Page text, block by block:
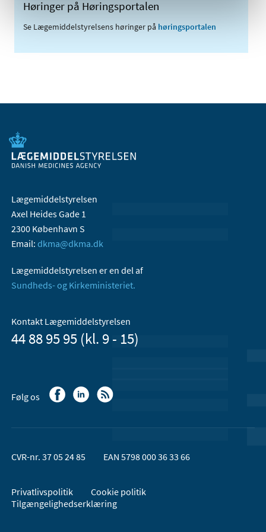
Høringer på Høringsportalen
Se Lægemiddelstyrelsens høringer på høringsportalen
Lægemiddelstyrelsen
Axel Heides Gade 1
2300 København S
Email: dkma@dkma.dk
Lægemiddelstyrelsen er en del af
Sundheds- og Kirkeministeriet.
Kontakt Lægemiddelstyrelsen
44 88 95 95 (kl. 9 - 15)
Følg os
CVR-nr. 37 05 24 85 EAN 5798 000 36 33 66
Privatlivspolitik
Cookie politik
Tilgængelighedserklæring